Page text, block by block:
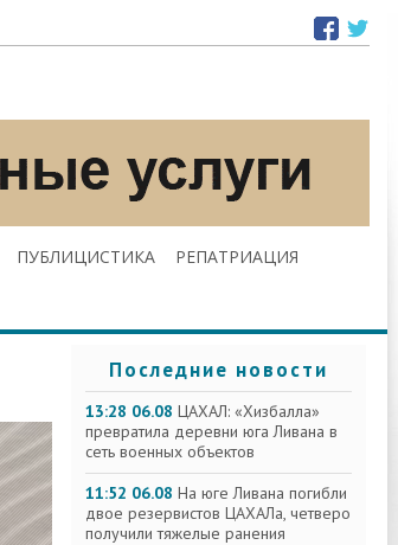
ПУБЛИЦИСТИКА РЕПАТРИАЦИЯ
Последние новости
13:28 06.08 ЦАХАЛ: «Хизбалла»
превратила деревни юга Ливана в
сеть военных объектов
11:52 06.08 На юге Ливана погибли
двое резервистов ЦАХАЛа, четверо
получили тяжелые ранения